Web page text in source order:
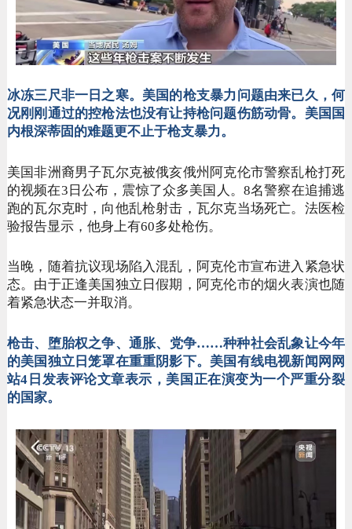
冰冻三尺非一日之寒。美国的枪支暴力问题由来已久，何
况刚刚通过的控枪法也没有让持枪问题伤筋动骨。美国国
内根深蒂固的难题更不止于枪支暴力。
美国非洲裔男子瓦尔克被俄亥俄州阿克伦市警察乱枪打死
的视频在3日公布，震惊了众多美国人。8名警察在追捕逃
跑的瓦尔克时，向他乱枪射击，瓦尔克当场死亡。法医检
验报告显示，他身上有60多处枪伤。
当晚，随着抗议现场陷入混乱，阿克伦市宣布进入紧急状
态。由于正逢美国独立日假期，阿克伦市的烟火表演也随
着紧急状态一并取消。
枪击、堕胎权之争、通胀、党争……种种社会乱象让今年
的美国独立日笼罩在重重阴影下。美国有线电视新闻网网
站4日发表评论文章表示，美国正在演变为一个严重分裂
的国家。